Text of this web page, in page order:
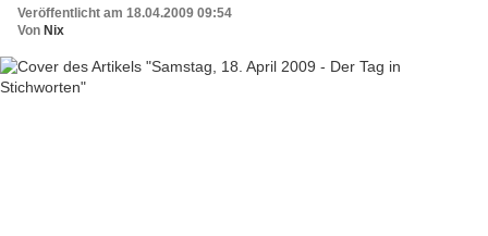
Veröffentlicht am 18.04.2009 09:54
Von Nix